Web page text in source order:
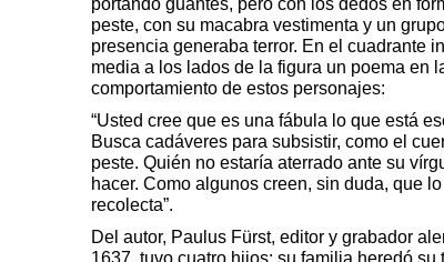
portando guantes, pero con los dedos en
peste, con su macabra vestimenta y un
presencia generaba terror. En el cuadrante
media a los lados de la figura un poema en
comportamiento de estos personajes:
“Usted cree que es una fábula lo que está
Busca cadáveres para subsistir, como el
peste. Quién no estaría aterrado ante su
hacer. Como algunos creen, sin duda, que
recolecta”.
Del autor, Paulus Fürst, editor y grabador